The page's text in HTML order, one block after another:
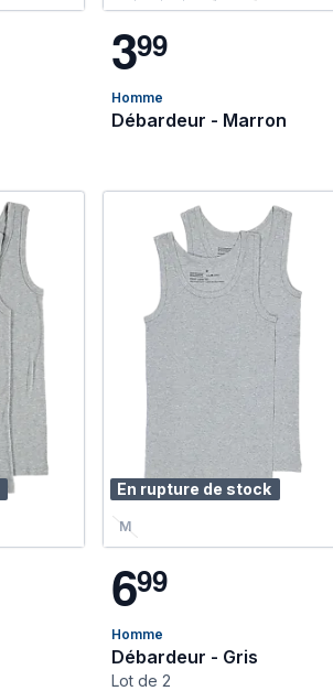
399
Homme
Débardeur - Marron
En rupture de stock
M
699
Homme
Débardeur - Gris
Lot de 2